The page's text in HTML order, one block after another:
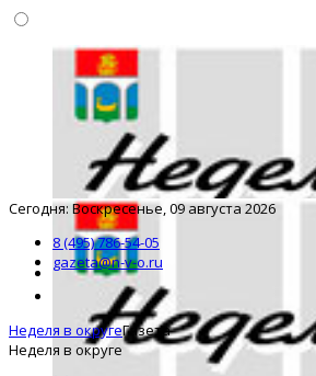
Сегодня: Воскресенье, 09 августа 2026
8 (495) 786-54-05
gazeta@n-v-o.ru
Неделя в округеГазета
Неделя в округе